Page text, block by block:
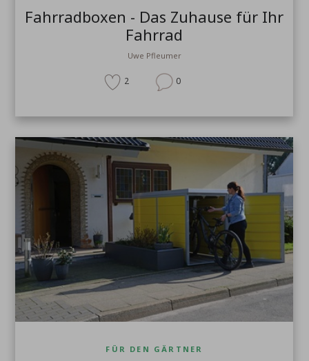
Fahrradboxen - Das Zuhause für Ihr
Fahrrad
Uwe Pfleumer
2 0
FÜR DEN GÄRTNER